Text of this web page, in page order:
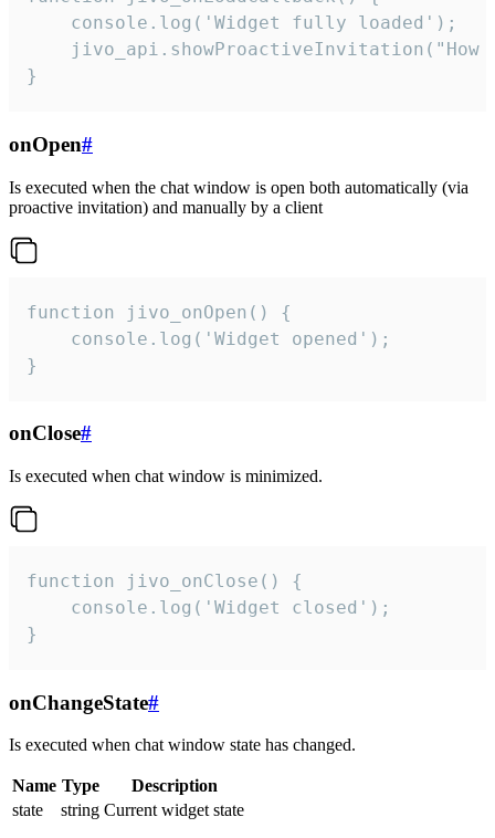
    console.log('Widget fully loaded');
jivo_api.showProactiveInvitation("How
}
onOpen#
Is executed when the chat window is open both automatically (via
proactive invitation) and manually by a client
function jivo_onOpen() {
    console.log('Widget opened');
}
onClose#
Is executed when chat window is minimized.
function jivo_onClose() {
    console.log('Widget closed');
}
onChangeState#
Is executed when chat window state has changed.
Name Type
Description
state
string Current widget state